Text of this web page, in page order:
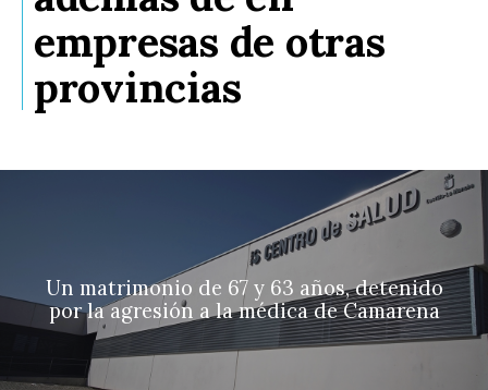
empresas de otras
provincias
Un matrimonio de 67 y 63 años, detenido
por la agresión a la médica de Camarena